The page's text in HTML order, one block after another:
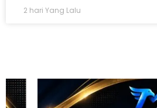
2 hari Yang Lalu